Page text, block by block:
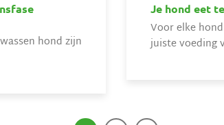
hond zijn
Je hond eet
Voor elke
juiste voeding